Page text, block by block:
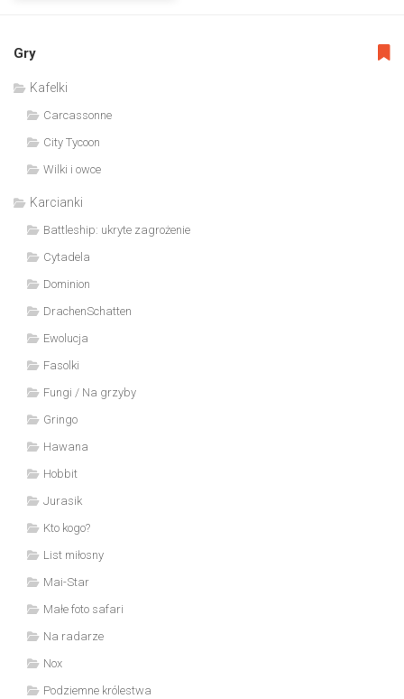
Gry
Kafelki
Carcassonne
City Tycoon
Wilki i owce
Karcianki
Battleship: ukryte zagrożenie
Cytadela
Dominion
DrachenSchatten
Ewolucja
Fasolki
Fungi / Na grzyby
Gringo
Hawana
Hobbit
Jurasik
Kto kogo?
List miłosny
Mai-Star
Małe foto safari
Na radarze
Nox
Podziemne królestwa